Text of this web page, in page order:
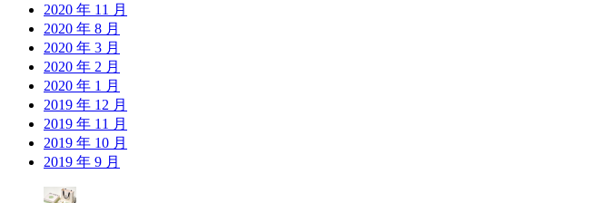
2020 年 11 月
2020 年 8 月
2020 年 3 月
2020 年 2 月
2020 年 1 月
2019 年 12 月
2019 年 11 月
2019 年 10 月
2019 年 9 月